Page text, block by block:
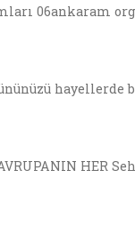
06ankaram
hayellerde
HER